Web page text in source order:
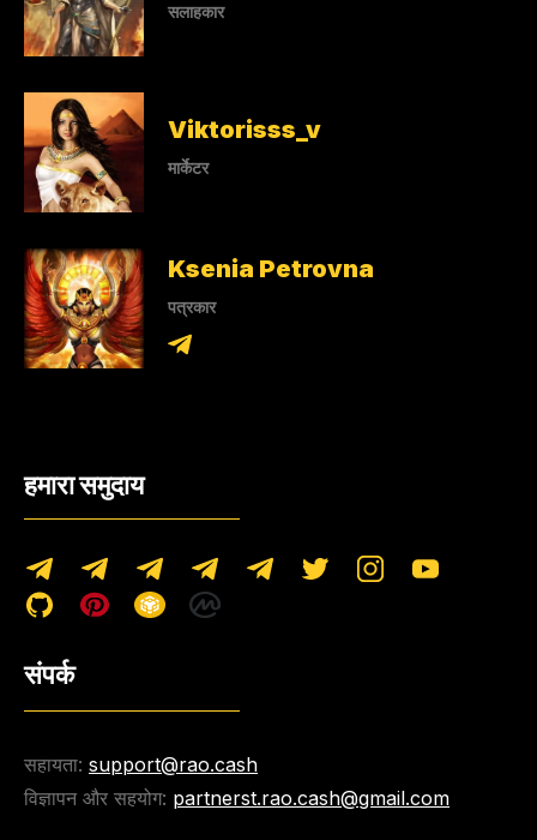
सलाहकार
Viktorisss_v
मार्केटर
Ksenia Petrovna
पत्रकार
हमारा समुदाय
संपर्क
सहायता: support@rao.cash
विज्ञापन और सहयोग: partnerst.rao.cash@gmail.com